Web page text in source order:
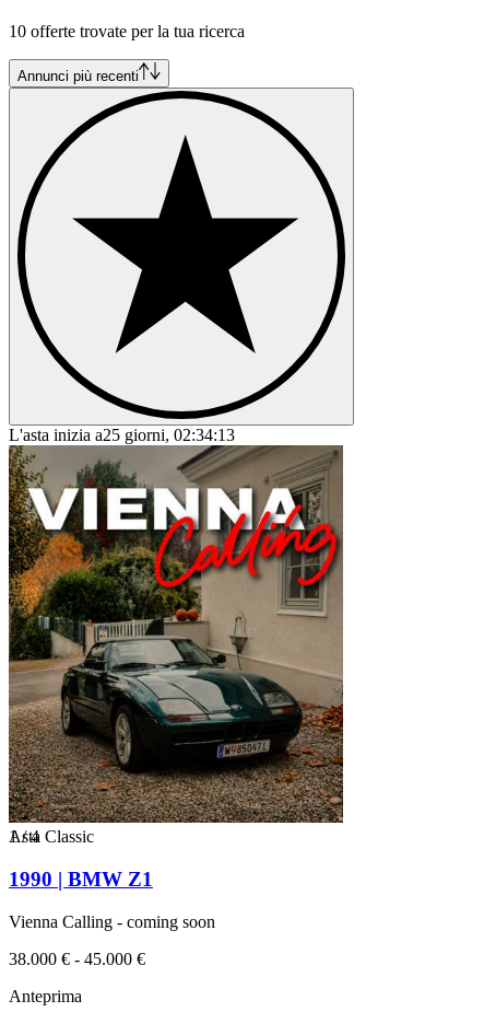
BMW Z3
BMW Z4
BMW Z8
10 offerte trovate per la tua ricerca
Annunci più recenti
L'asta inizia a25 giorni, 02:34:13
1/4
Asta Classic
1990 | BMW Z1
Vienna Calling - coming soon
38.000 € - 45.000 €
Anteprima